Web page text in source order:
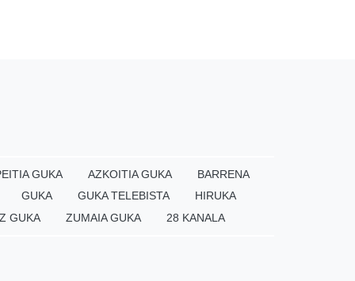
GUKA AZKOITIA GUKA
BARRENA
GUKA
GUKA TELEBISTA
HIRUKA
GUKA
ZUMAIA GUKA 28 KANALA